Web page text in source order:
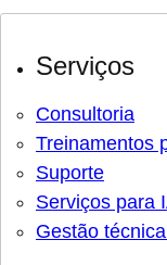
Serviços
Consultoria
Treinamentos
Suporte
Serviços para
Gestão